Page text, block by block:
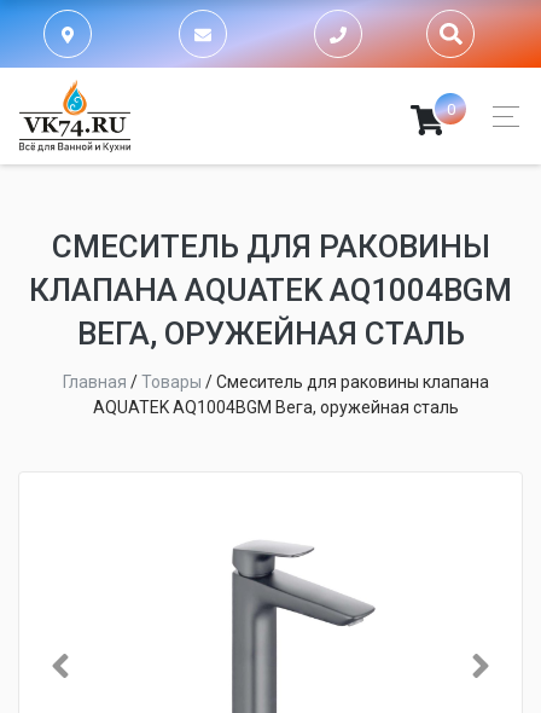
0
СМЕСИТЕЛЬ ДЛЯ РАКОВИНЫ
КЛАПАНА AQUATEK AQ1004BGM
ВЕГА, ОРУЖЕЙНАЯ СТАЛЬ
Главная /Товары /Смеситель для раковины клапана
AQUATEK AQ1004BGM Вега, оружейная сталь